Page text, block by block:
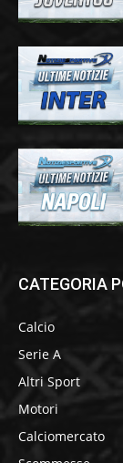
CATEGORIA
Calcio
Serie A
Altri Sport
Motori
Calciomercato